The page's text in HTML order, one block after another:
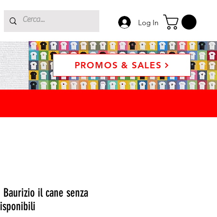
Log In
PROMOS & SALES
il cane senza